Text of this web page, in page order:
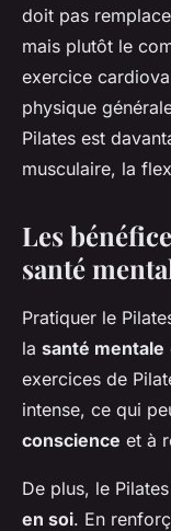
doit pas
mais plutôt le
exercice
physique
Pilates est
musculaire, la
Les
santé
Pratiquer le
la santé mentale
exercices de
intense, ce qui
conscience et à
De plus, le
en soi. En